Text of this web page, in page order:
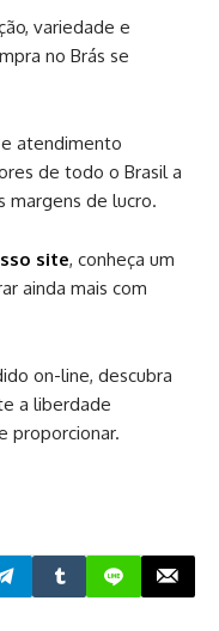
variedade e
no Brás se
e atendimento
de todo o Brasil a
margens de lucro.
site, conheça um
ainda mais com
on-line, descubra
a liberdade
proporcionar.